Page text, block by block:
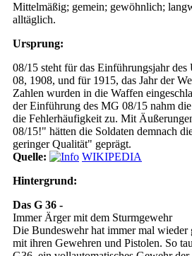
Mittelmäßig; gemein; gewöhnlich;
alltäglich.
Ursprung:
08/15 steht für das Einführungsjahr
08, 1908, und für 1915, das Jahr der
Zahlen wurden in die Waffen
der Einführung des MG 08/15 nahm
die Fehlerhäufigkeit zu. Mit
08/15!" hätten die Soldaten demnach
geringer Qualität" geprägt.
Quelle:
WIKIPEDIA
Hintergrund:
Das G 36 -
Immer Ärger mit dem Sturmgewehr
Die Bundeswehr hat immer mal wieder
mit ihren Gewehren und Pistolen. So